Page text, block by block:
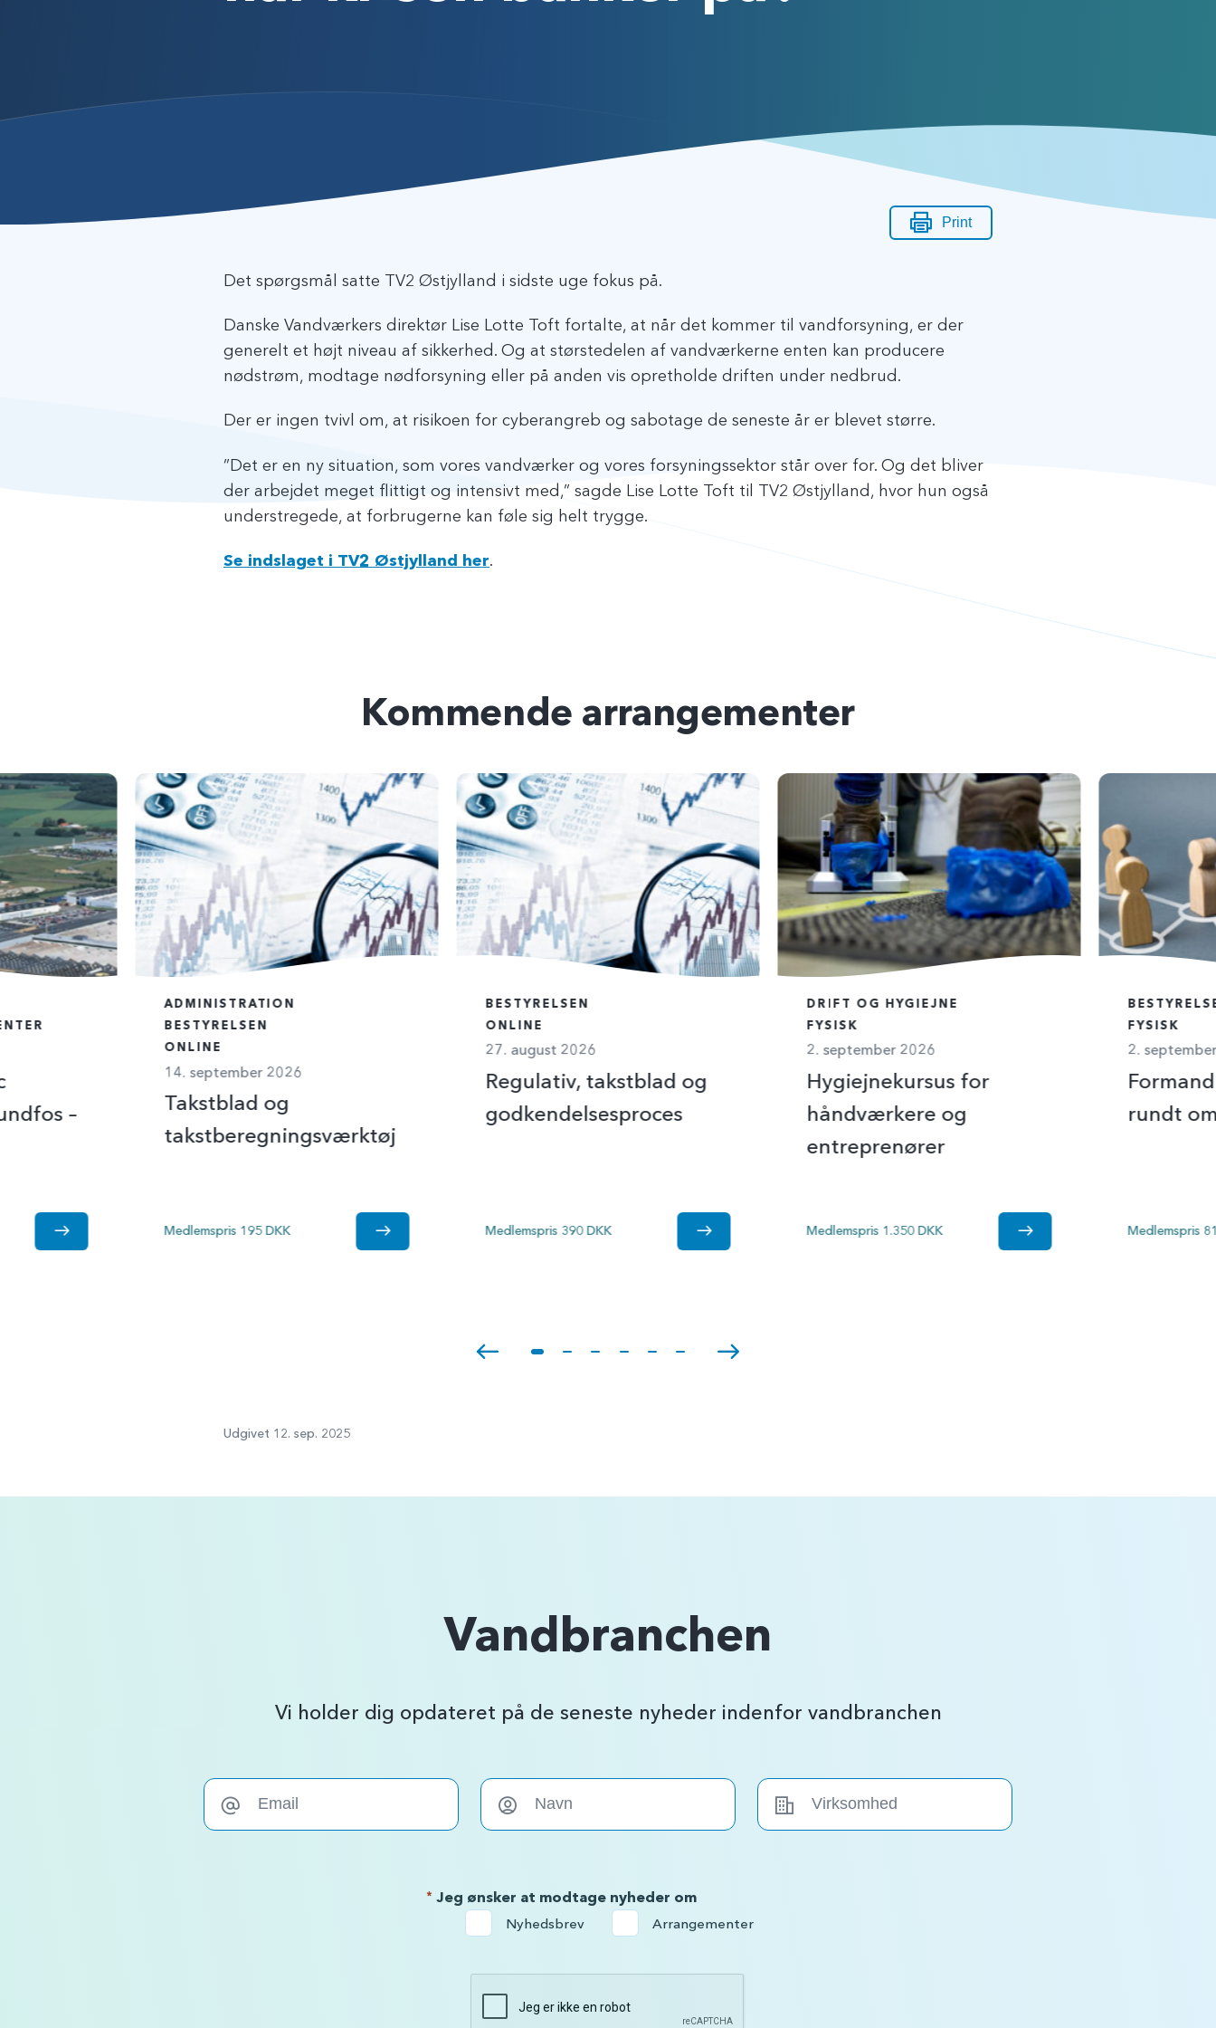
Print
Det spørgsmål satte TV2 Østjylland i sidste uge fokus på.
Danske Vandværkers direktør Lise Lotte Toft fortalte, at når det kommer til vandforsyning, er der
generelt et højt niveau af sikkerhed. Og at størstedelen af vandværkerne enten kan producere
nødstrøm, modtage nødforsyning eller på anden vis opretholde driften under nedbrud.
Der er ingen tvivl om, at risikoen for cyberangreb og sabotage de seneste år er blevet større.
”Det er en ny situation, som vores vandværker og vores forsyningssektor står over for. Og det bliver
der arbejdet meget flittigt og intensivt med,” sagde Lise Lotte Toft til TV2 Østjylland, hvor hun også
understregede, at forbrugerne kan føle sig helt trygge.
Se indslaget i TV2 Østjylland her.
Kommende arrangementer
–
ADMINISTRATION
BESTYRELSEN
ONLINE
14. september 2026
Takstblad og
takstberegningsværktøj
Medlemspris 195 DKK
BESTYRELSEN
ONLINE
27. august 2026
Regulativ, takstblad og
godkendelsesproces
Medlemspris 390 DKK
DRIFT OG HYGIEJNE
FYSISK
2. september 2026
Hygiejnekursus for
håndværkere og
entreprenører
Medlemspris 1.350 DKK
FYSISK
2.
rundt
Medlemspris
Udgivet 12. sep. 2025
Vandbranchen
Vi holder dig opdateret på de seneste nyheder indenfor vandbranchen
Jeg ønsker at modtage nyheder om
*
Nyhedsbrev Arrangementer